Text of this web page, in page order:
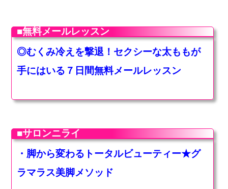
■無料メールレッスン
◎むくみ冷えを撃退！セクシーな太ももが
手にはいる７日間無料メールレッスン
■サロンニライ
・脚から変わるトータルビューティー★グ
ラマラス美脚メソッド